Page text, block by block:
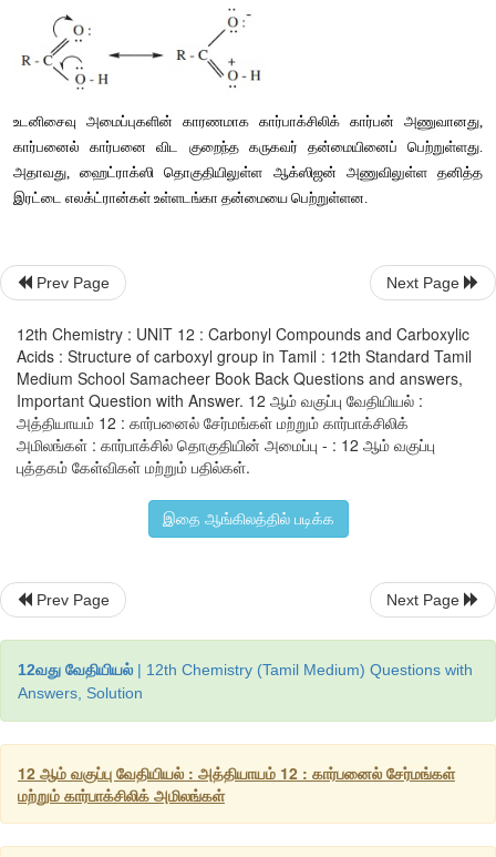
செங்குத்தாக
அமைந்துள்ளன.
இந்த மூன்று ஆர்பிட்டால்களும்
ஆக்ஸிஜன்
அணுக்களுக்கிடையேயும், மற்றொரு புறம்
தொகுதியிலுள்ள
ஆக்ஸிஜன் அணுக்களுக்கிடையேயும்
தன்மையினை
பெற்றுள்ளது. அதாவது, RCOOH
உடனிசைவு அமைப்புகளின் காரணமாக கார்பாக்சிலிக்
கார்பனைல்
கார்பனை விட குறைந்த கருகவர்
தன்மையினைப்
அதாவது, ஹைட்ராக்ஸி தொகுதியிலுள்ள
எலக்ட்ரான்கள் உள்ளடங்கா தன்மையை
Prev Page Next Page
12th Chemistry : UNIT 12 : Carbonyl Compounds and Carboxylic
Acids : Structure of carboxyl group in Tamil : 12th Standard Tamil
Medium School Samacheer Book Back Questions and answers,
Important Question with Answer. 12 ஆம் வகுப்பு வேதியியல் :
அத்தியாயம் 12 : கார்பனைல் சேர்மங்கள் மற்றும் கார்பாக்சிலிக்
அமிலங்கள் : கார்பாக்சில் தொகுதியின் அமைப்பு - : 12 ஆம் வகுப்பு
புத்தகம் கேள்விகள் மற்றும் பதில்கள்.
இதை ஆங்கிலத்தில் படிக்க
Prev Page Next Page
12வது வேதியியல் | 12th Chemistry (Tamil Medium) Questions with
Answers, Solution
12 ஆம் வகுப்பு வேதியியல் : அத்தியாயம் 12 : கார்பனைல் சேர்மங்கள்
மற்றும் கார்பாக்சிலிக் அமிலங்கள்